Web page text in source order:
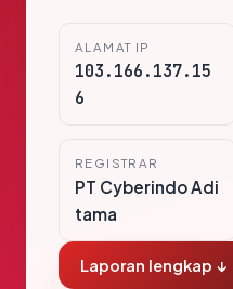
ALAMAT IP
103.166.137.15
6
REGISTRAR
PT Cyberindo Adi
tama
Laporan lengkap ↓